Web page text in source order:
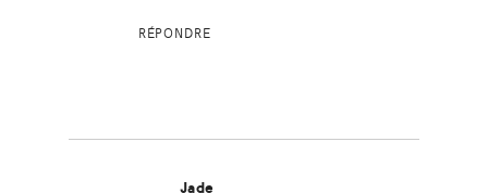
RÉPONDRE
Jade